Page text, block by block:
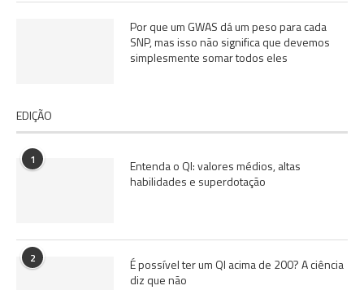
Por que um GWAS dá um peso para cada
SNP, mas isso não significa que devemos
simplesmente somar todos eles
EDIÇÃO
1
Entenda o QI: valores médios, altas
habilidades e superdotação
2
É possível ter um QI acima de 200? A ciência
diz que não